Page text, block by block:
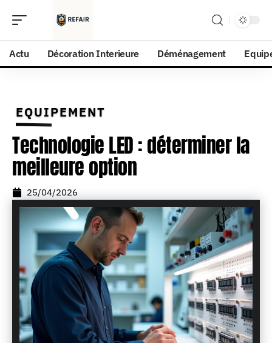
Actu Décoration Interieure Déménagement
EQUIPEMENT
Technologie LED : déterminer la
meilleure option
25/04/2026